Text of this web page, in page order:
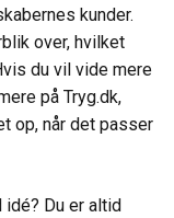
kunder.
over, hvilket
du vil vide mere
på Tryg.dk,
op, når det passer
Du er altid